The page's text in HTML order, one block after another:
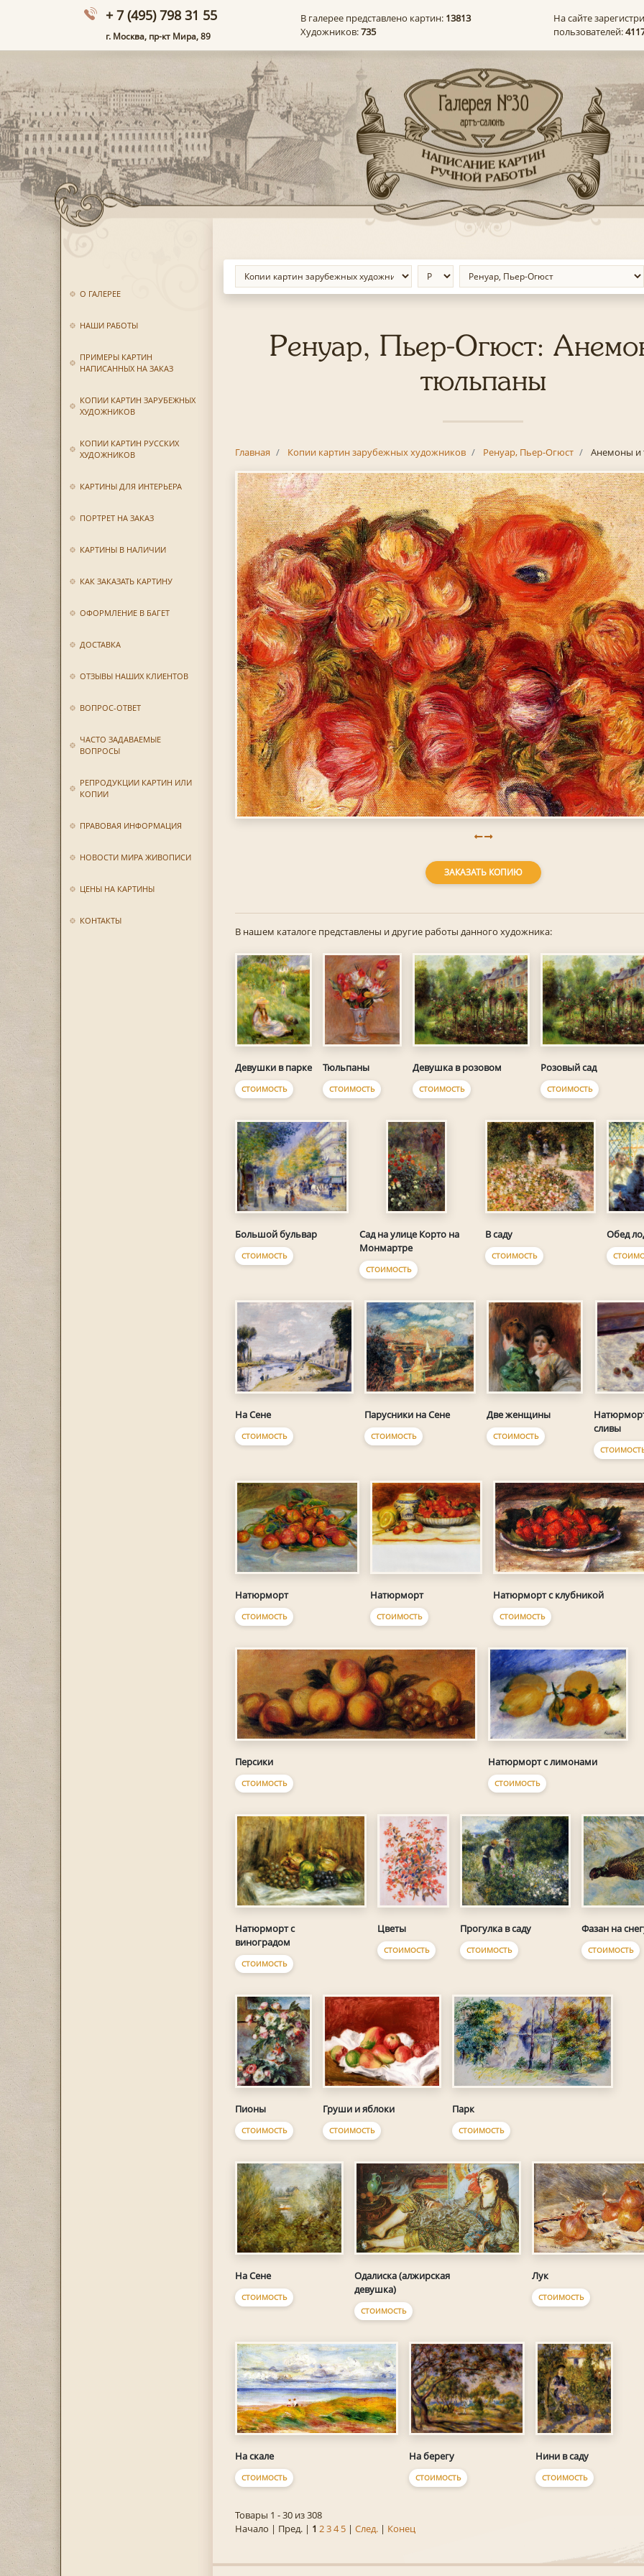
+ 7 (495) 798 31 55
г. Москва, пр-кт Мира, 89
В галерее представлено картин: 13813
Художников:735
На сайте
пользователей:
О ГАЛЕРЕЕ
НАШИ РАБОТЫ
ПРИМЕРЫ КАРТИН
НАПИСАННЫХ НА ЗАКАЗ
КОПИИ КАРТИН ЗАРУБЕЖНЫХ
ХУДОЖНИКОВ
КОПИИ КАРТИН РУССКИХ
ХУДОЖНИКОВ
КАРТИНЫ ДЛЯ ИНТЕРЬЕРА
ПОРТРЕТ НА ЗАКАЗ
КАРТИНЫ В НАЛИЧИИ
КАК ЗАКАЗАТЬ КАРТИНУ
ОФОРМЛЕНИЕ В БАГЕТ
ДОСТАВКА
ОТЗЫВЫ НАШИХ КЛИЕНТОВ
ВОПРОС-ОТВЕТ
ЧАСТО ЗАДАВАЕМЫЕ
ВОПРОСЫ
РЕПРОДУКЦИИ КАРТИН ИЛИ
КОПИИ
ПРАВОВАЯ ИНФОРМАЦИЯ
НОВОСТИ МИРА ЖИВОПИСИ
ЦЕНЫ НА КАРТИНЫ
КОНТАКТЫ
Ренуар, Пьер-Огюст:
тюльпаны
Главная Копии картин зарубежных художников Ренуар, Пьер-Огюст Анемоны и
ЗАКАЗАТЬ КОПИЮ
В нашем каталоге представлены и другие работы данного художника:
Девушки в парке
СТОИМОСТЬ
Тюльпаны
СТОИМОСТЬ
Девушка в розовом
СТОИМОСТЬ
Розовый сад
СТОИМОСТЬ
Большой бульвар
СТОИМОСТЬ
Сад на улице Корто на
Монмартре
СТОИМОСТЬ
В саду
СТОИМОСТЬ
Обед
На Сене
СТОИМОСТЬ
Парусники на Сене
СТОИМОСТЬ
Две женщины
СТОИМОСТЬ
сливы
Натюрморт
СТОИМОСТЬ
Натюрморт
СТОИМОСТЬ
Натюрморт с клубникой
СТОИМОСТЬ
Персики
СТОИМОСТЬ
Натюрморт с лимонами
СТОИМОСТЬ
Натюрморт с
виноградом
СТОИМОСТЬ
Цветы
СТОИМОСТЬ
Прогулка в саду
СТОИМОСТЬ
Фазан на
СТОИМОСТЬ
Пионы
СТОИМОСТЬ
Груши и яблоки
СТОИМОСТЬ
Парк
СТОИМОСТЬ
На Сене
СТОИМОСТЬ
Одалиска (алжирская
девушка)
СТОИМОСТЬ
Лук
СТОИМОСТЬ
На скале
СТОИМОСТЬ
На берегу
СТОИМОСТЬ
Нини в саду
СТОИМОСТЬ
Товары 1 - 30 из 308
Начало | Пред. | 1 234 5| След.| Конец